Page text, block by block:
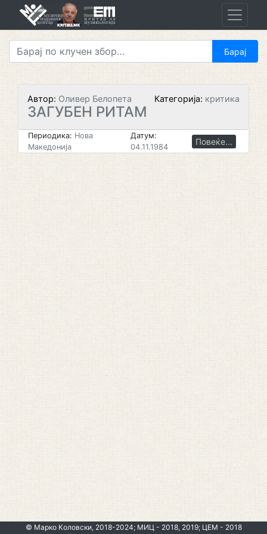
Автор: Оливер Белопета Категорија: критика
ЗАГУБЕН РИТАМ
Периодика: Нова
Македонија
Датум:
04.11.1984
Повеќе...
© Марко Коловски, 2018-2024; МИЦ - 2018, 2019; ЦЕМ - 2018